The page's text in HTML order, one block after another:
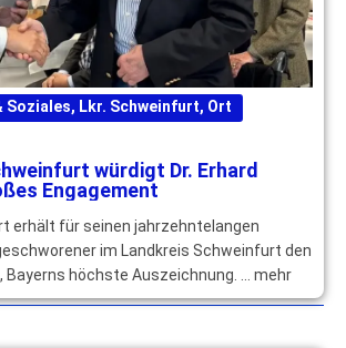
Soziales, Lkr. Schweinfurt, Ort
würdigt Dr. Erhard
Engagement
erhält für seinen jahrzehntelangen
im Landkreis Schweinfurt den
Bayerns höchste Auszeichnung. … mehr